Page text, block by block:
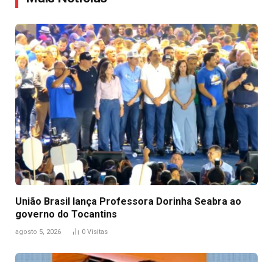
União Brasil lança Professora Dorinha Seabra ao
governo do Tocantins
agosto 5, 2026 0 Visitas